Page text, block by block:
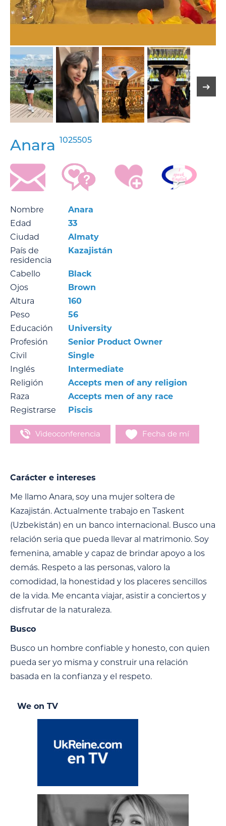
Anara 1025505
Nombre
Anara
Edad
33
Ciudad
Almaty
País de
residencia
Kazajistán
Cabello
Black
Ojos
Brown
Altura
160
Peso
56
Educación
University
Profesión
Senior Product Owner
Civil
Single
Inglés
Intermediate
Religión
Accepts men of any religion
Raza
Accepts men of any race
Registrarse
Piscis
Videoconferencia Fecha de mí
Carácter e intereses
Me llamo Anara, soy una mujer soltera de
Kazajistán. Actualmente trabajo en Taskent
(Uzbekistán) en un banco internacional. Busco una
relación seria que pueda llevar al matrimonio. Soy
femenina, amable y capaz de brindar apoyo a los
demás. Respeto a las personas, valoro la
comodidad, la honestidad y los placeres sencillos
de la vida. Me encanta viajar, asistir a conciertos y
disfrutar de la naturaleza.
Busco
Busco un hombre confiable y honesto, con quien
pueda ser yo misma y construir una relación
basada en la confianza y el respeto.
We on TV